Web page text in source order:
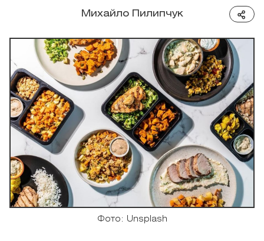
Михайло Пилипчук
Фото: Unsplash